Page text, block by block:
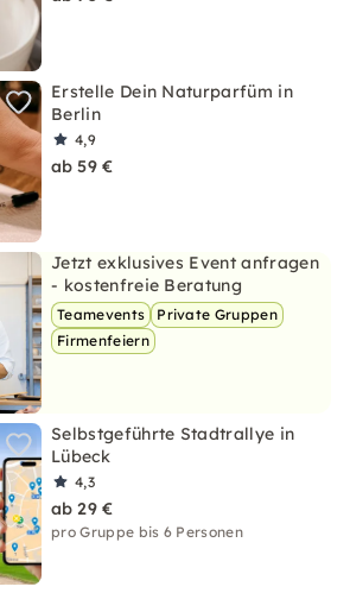
Erstelle Dein Naturparfüm in
Berlin
4,9
ab 59 €
Jetzt exklusives Event anfragen
- kostenfreie Beratung
Teamevents
Private Gruppen
Firmenfeiern
Selbstgeführte Stadtrallye in
Lübeck
4,3
ab 29 €
pro Gruppe bis 6 Personen